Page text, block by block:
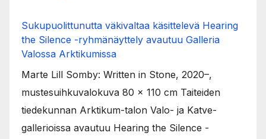
Sukupuolittunutta väkivaltaa käsittelevä Hearing
the Silence -ryhmänäyttely avautuu Galleria
Valossa Arktikumissa
Marte Lill Somby: Written in Stone, 2020–,
mustesuihkuvalokuva 80 x 110 cm Taiteiden
tiedekunnan Arktikum-talon Valo- ja Katve-
gallerioissa avautuu Hearing the Silence -